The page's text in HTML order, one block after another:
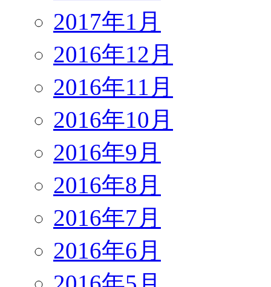
2017年1月
2016年12月
2016年11月
2016年10月
2016年9月
2016年8月
2016年7月
2016年6月